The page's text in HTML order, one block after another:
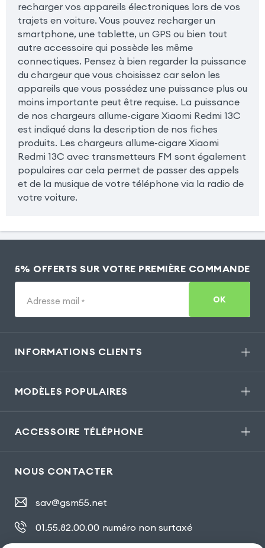
recharger vos appareils électroniques lors de vos
trajets en voiture. Vous pouvez recharger un
smartphone, une tablette, un GPS ou bien tout
autre accessoire qui possède les même
connectiques. Pensez à bien regarder la puissance
du chargeur que vous choisissez car selon les
appareils que vous possédez une puissance plus ou
moins importante peut être requise. La puissance
de nos chargeurs allume-cigare Xiaomi Redmi 13C
est indiqué dans la description de nos fiches
produits. Les chargeurs allume-cigare Xiaomi
Redmi 13C avec transmetteurs FM sont également
populaires car cela permet de passer des appels
et de la musique de votre téléphone via la radio de
votre voiture.
5% OFFERTS SUR VOTRE PREMIÈRE COMMANDE
Adresse mail * OK
INFORMATIONS CLIENTS
MODÈLES POPULAIRES
ACCESSOIRE TÉLÉPHONE
NOUS CONTACTER
sav@gsm55.net
01.55.82.00.00 numéro non surtaxé